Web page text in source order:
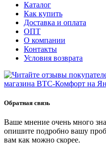
Каталог
Как купить
Доставка и оплата
ОПТ
О компании
Контакты
Условия возврата
Обратная связь
Ваше мнение очень много
опишите подробно вашу
вам как можно скорее.